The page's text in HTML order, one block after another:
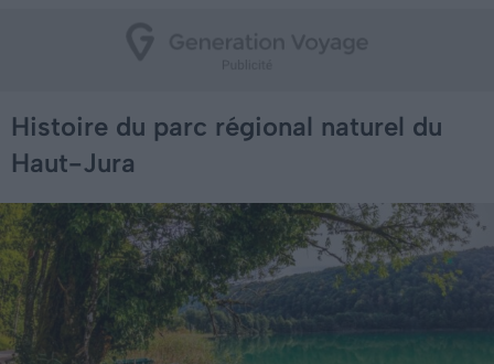
Histoire du parc régional naturel du
Haut-Jura